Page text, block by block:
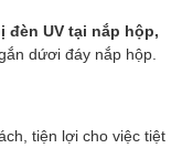
đèn UV tại nắp hộp,
dứơi đáy nắp hộp.
tiện lợi cho việc tiệt